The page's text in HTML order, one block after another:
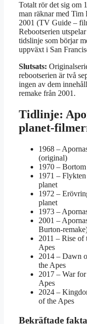
Totalt rör det sig om
man räknar med Tim
2001 (TV Guide –
Rebootserien
tidslinje som börjar
uppväxt i San
Slutsats:
rebootserien är två
ingen av dem
remake från 2001.
Tidlinje:
planet-
1968 –
(original)
1970 – Bortom
1971 – Flykten
planet
1972 –
planet
1973 –
2001 –
Burton-
2011 – Rise of
Apes
2014 – Dawn
the Apes
2017 – War
Apes
2024 –
of the Apes
Bekräftade fakta